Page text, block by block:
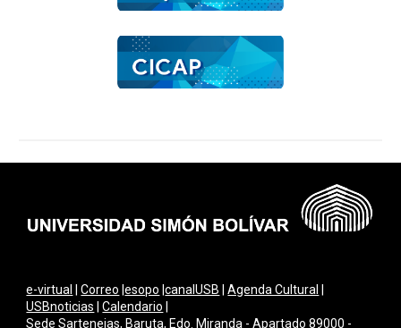
e-virtual |Correo |esopo |canalUSB |Agenda Cultural
USBnoticias |Calendario
Sede Sartenejas, Baruta, Edo. Miranda - Apartado 89000 -